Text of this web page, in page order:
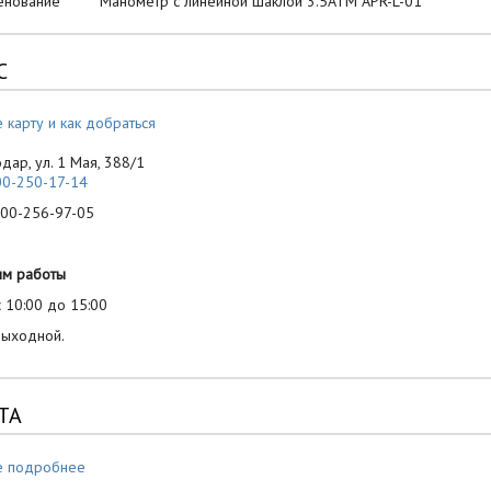
карту и как добраться
ул. 1 Мая, 388/1
250-17-14
97-05
работы
до 15:00
подробнее